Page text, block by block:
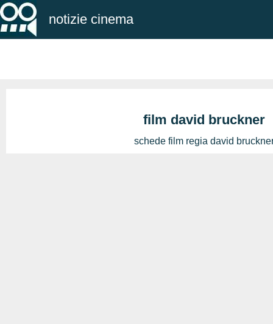
notizie cinema
film david bruckner
schede film regia david